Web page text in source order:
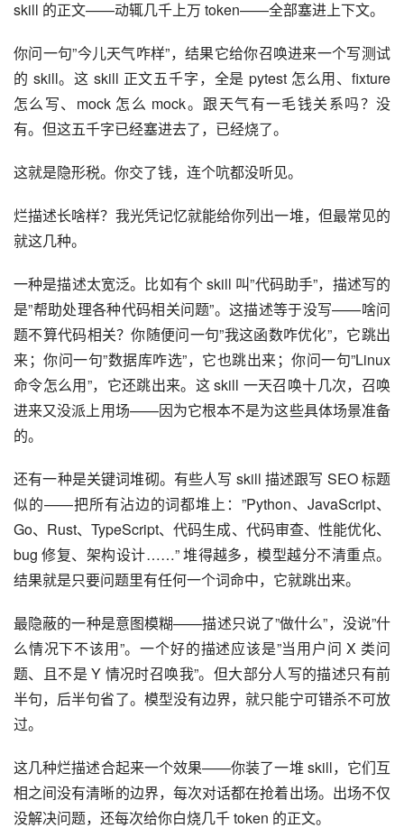
skill 的正文——动辄几千上万 token——全部塞进上下文。
你问一句”今儿天气咋样”，结果它给你召唤进来一个写测试
的 skill。这 skill 正文五千字，全是 pytest 怎么用、fixture
怎么写、mock 怎么 mock。跟天气有一毛钱关系吗？没
有。但这五千字已经塞进去了，已经烧了。
这就是隐形税。你交了钱，连个吭都没听见。
烂描述长啥样？我光凭记忆就能给你列出一堆，但最常见的
就这几种。
一种是描述太宽泛。比如有个 skill 叫”代码助手”，描述写的
是”帮助处理各种代码相关问题”。这描述等于没写——啥问
题不算代码相关？你随便问一句”我这函数咋优化”，它跳出
来；你问一句”数据库咋选”，它也跳出来；你问一句”Linux
命令怎么用”，它还跳出来。这 skill 一天召唤十几次，召唤
进来又没派上用场——因为它根本不是为这些具体场景准备
的。
还有一种是关键词堆砌。有些人写 skill 描述跟写 SEO 标题
似的——把所有沾边的词都堆上：”Python、JavaScript、
Go、Rust、TypeScript、代码生成、代码审查、性能优化、
bug 修复、架构设计……” 堆得越多，模型越分不清重点。
结果就是只要问题里有任何一个词命中，它就跳出来。
最隐蔽的一种是意图模糊——描述只说了”做什么”，没说”什
么情况下不该用”。一个好的描述应该是”当用户问 X 类问
题、且不是 Y 情况时召唤我”。但大部分人写的描述只有前
半句，后半句省了。模型没有边界，就只能宁可错杀不可放
过。
这几种烂描述合起来一个效果——你装了一堆 skill，它们互
相之间没有清晰的边界，每次对话都在抢着出场。出场不仅
没解决问题，还每次给你白烧几千 token 的正文。